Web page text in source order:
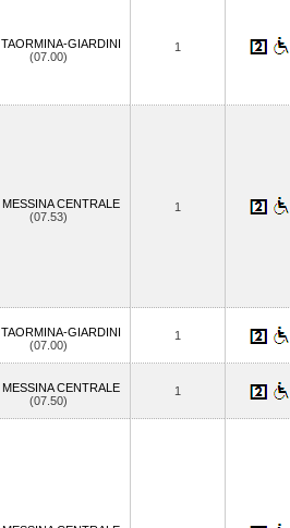
TAORMINA-GIARDINI
(07.00)
1
MESSINA CENTRALE
(07.53)
1
TAORMINA-GIARDINI
(07.00)
1
MESSINA CENTRALE
(07.50)
1